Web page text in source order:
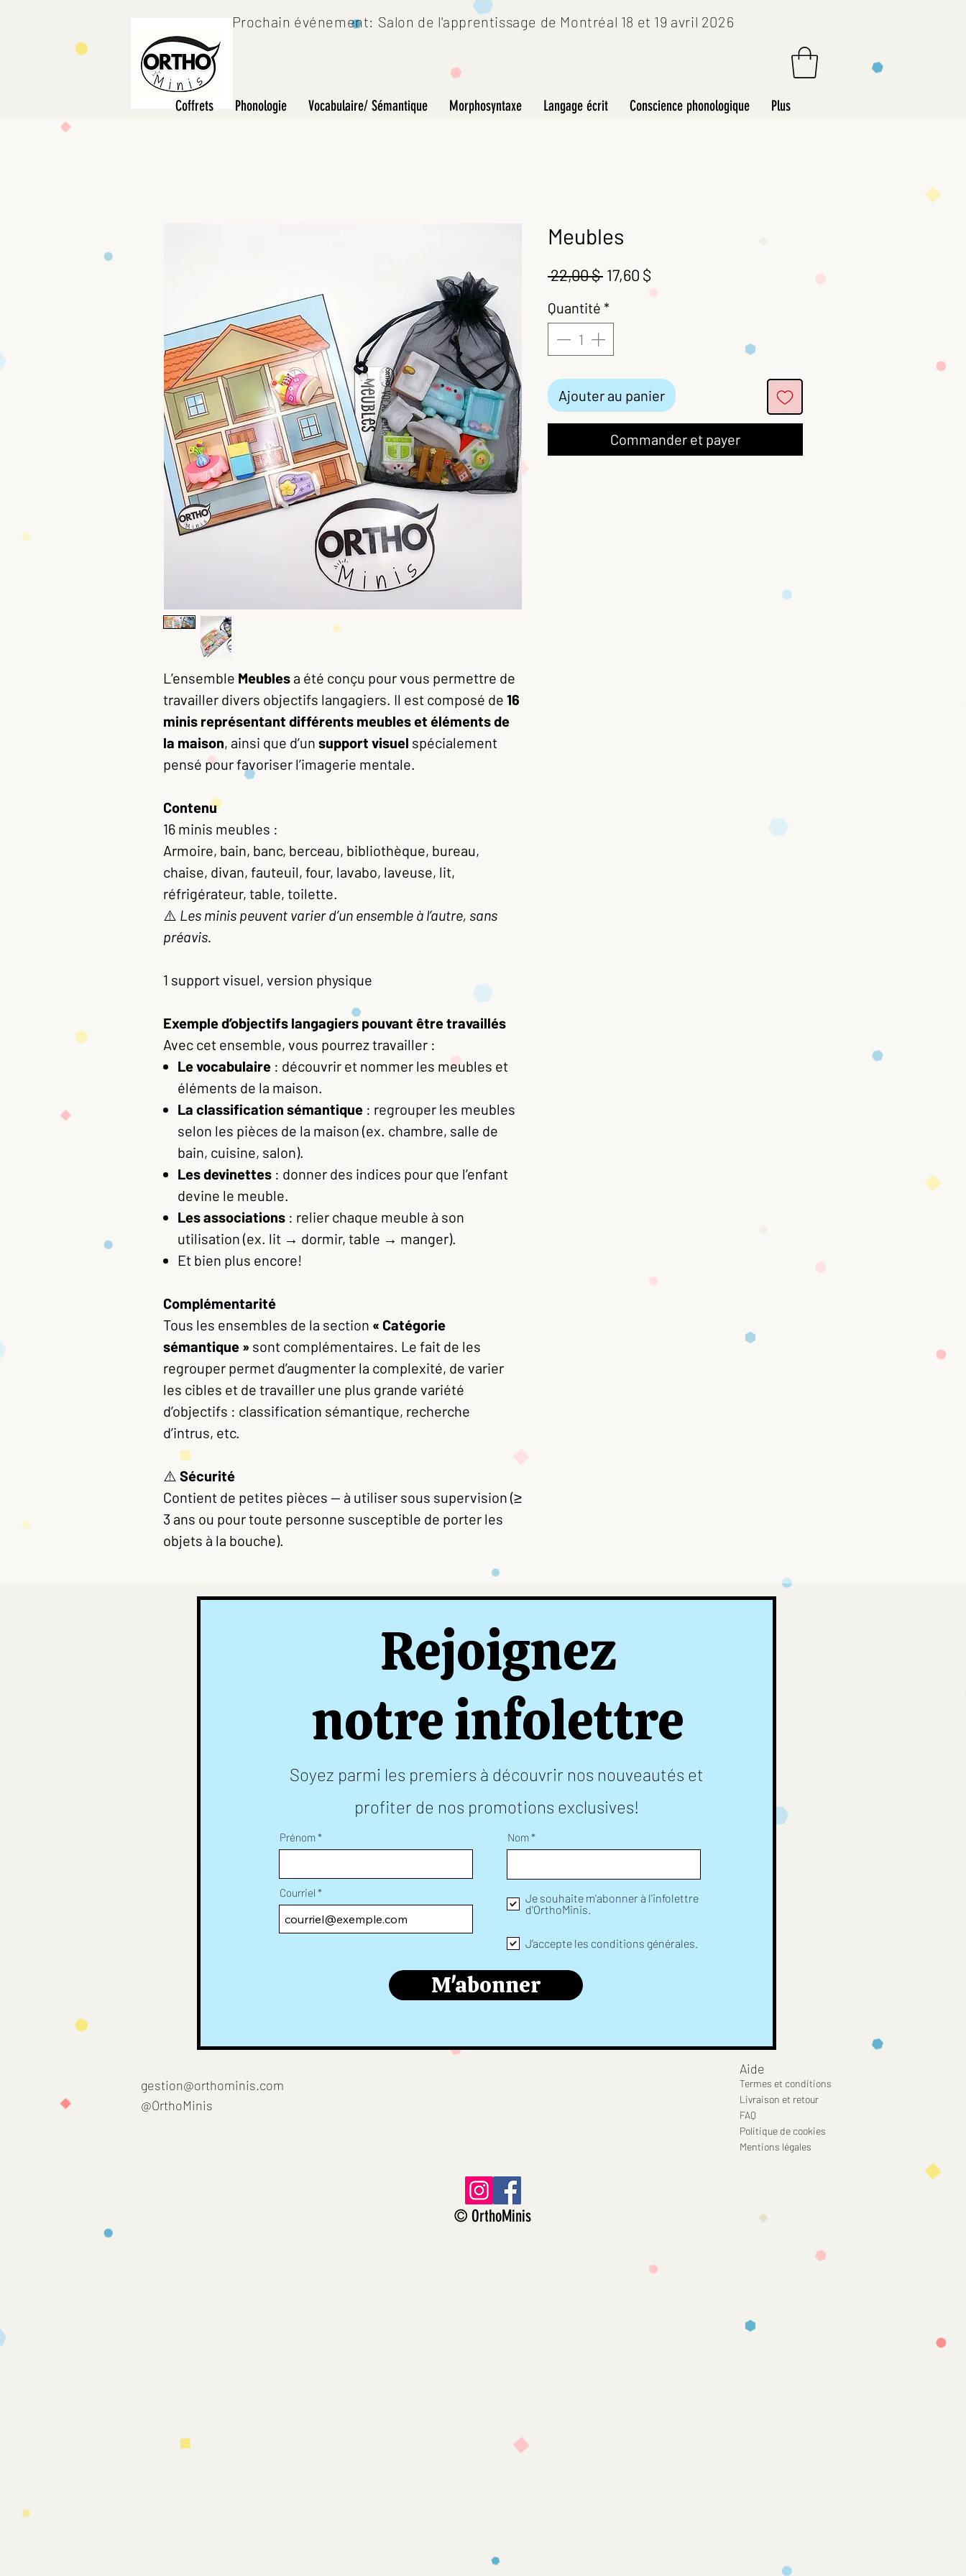
Coffrets Phonologie Vocabulaire/ Sémantique Morphosyntaxe Langage écrit Conscience phonologique Plus
Prochain événement: Salon de l'apprentissage de Montréal 18 et 19 avril 2026
L’ensemble Meubles a été conçu pour vous permettre de
travailler divers objectifs langagiers. Il est composé de 16
minis représentant différents meubles et éléments de
la maison, ainsi que d’un support visuel spécialement
pensé pour favoriser l’imagerie mentale.
Contenu
16 minis meubles :
Armoire, bain, banc, berceau, bibliothèque, bureau,
chaise, divan, fauteuil, four, lavabo, laveuse, lit,
réfrigérateur, table, toilette.
⚠️ Les minis peuvent varier d’un ensemble à l’autre, sans
préavis.
1 support visuel, version physique
Exemple d’objectifs langagiers pouvant être travaillés
Avec cet ensemble, vous pourrez travailler :
Le vocabulaire : découvrir et nommer les meubles et
éléments de la maison.
La classification sémantique : regrouper les meubles
selon les pièces de la maison (ex. chambre, salle de
bain, cuisine, salon).
Les devinettes : donner des indices pour que l’enfant
devine le meuble.
Les associations : relier chaque meuble à son
utilisation (ex. lit → dormir, table → manger).
Et bien plus encore!
Complémentarité
Tous les ensembles de la section « Catégorie
sémantique » sont complémentaires. Le fait de les
regrouper permet d’augmenter la complexité, de varier
les cibles et de travailler une plus grande variété
d’objectifs : classification sémantique, recherche
d’intrus, etc.
⚠️ Sécurité
Contient de petites pièces — à utiliser sous supervision (≥
3 ans ou pour toute personne susceptible de porter les
objets à la bouche).
Meubles
22,00 $ Prix
17,60 $
Quantité *
Ajouter au panier
Commander et payer
Rejoignez
notre infolettre
Soyez parmi les premiers à découvrir nos nouveautés et
profiter de nos promotions exclusives!
Prénom
Courriel
Nom
Je souhaite m'abonner à l'infolettre
d'OrthoMinis.
J’accepte les conditions générales.
M'abonner
gestion@orthominis.com
@OrthoMinis
Aide
Termes et conditions
Livraison et retour
FAQ
Politique de cookies
Mentions légales
© OrthoMinis